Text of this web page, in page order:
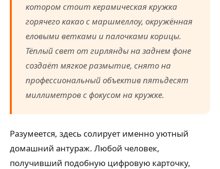
котором стоит керамическая кружка
горячего какао с маршмеллоу, окружённая
еловыми ветками и палочками корицы.
Тёплый свет от гирлянды на заднем фоне
создаёт мягкое размытие, снято на
профессиональный объектив пятьдесят
миллиметров с фокусом на кружке.
Разумеется, здесь солирует именно уютный
домашний антураж. Любой человек,
получивший подобную цифровую карточку,